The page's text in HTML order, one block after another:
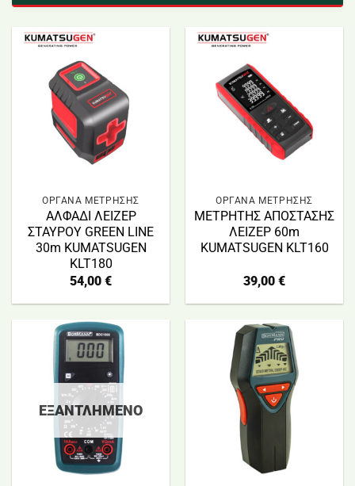
ΟΡΓΑΝΑ ΜΕΤΡΗΣΗΣ
ΑΛΦΑΔΙ ΛΕΙΖΕΡ
ΣΤΑΥΡΟΥ GREEN LINE
30m KUMATSUGEN
KLT180
54,00 €
ΟΡΓΑΝΑ ΜΕΤΡΗΣΗΣ
ΜΕΤΡΗΤΗΣ ΑΠΟΣΤΑΣΗΣ
ΛΕΙΖΕΡ 60m
KUMATSUGEN KLT160
39,00 €
ΕΞΑΝΤΛΗΜΈΝΟ